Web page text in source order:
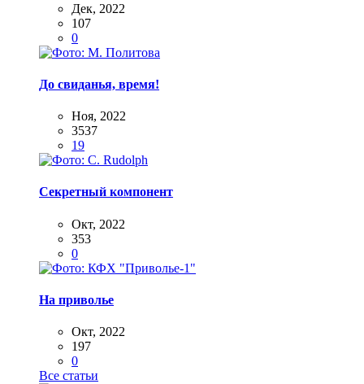
Дек, 2022
107
0
До свиданья, время!
Ноя, 2022
3537
19
Секретный компонент
Окт, 2022
353
0
На приволье
Окт, 2022
197
0
Все статьи